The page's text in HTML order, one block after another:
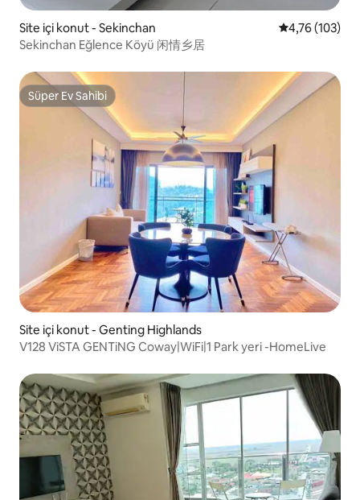
Site içi konut - Sekinchan 5 üzerinden
4,76 (103)
Sekinchan Eğlence Köyü 闲情乡居
Süper Ev Sahibi
Süper Ev Sahibi
Site içi konut - Genting Highlands
V128 ViSTA GENTiNG Coway|WiFi|1 Park yeri -HomeLive